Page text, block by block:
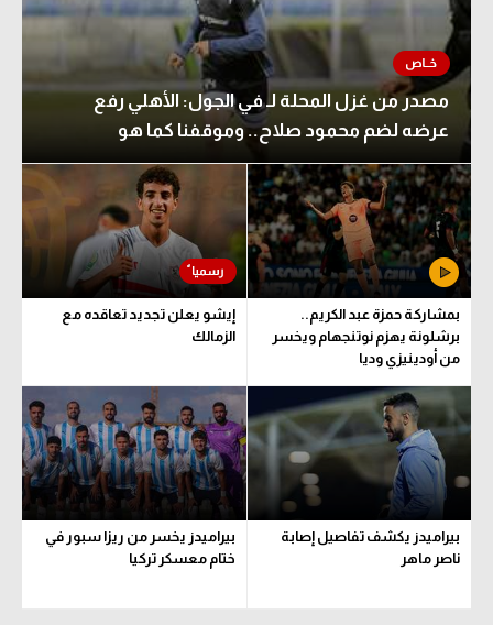
مصدر من غزل المحلة لـ في الجول: الأهلي رفع
عرضه لضم محمود صلاح.. وموقفنا كما هو
بمشاركة حمزة عبد الكريم..
برشلونة يهزم نوتنجهام ويخسر
من أودينيزي وديا
إيشو يعلن تجديد تعاقده مع
الزمالك
بيراميدز يكشف تفاصيل إصابة
ناصر ماهر
بيراميدز يخسر من ريزا سبور في
ختام معسكر تركيا